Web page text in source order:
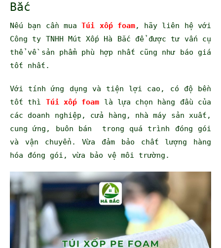
Bắc
Nếu bạn cần muaTúi xốp foam, hãy liên hệ với
Công ty TNHH Mút Xốp Hà Bắc để được tư vấn cụ
thể về sản phẩm phù hợp nhất cũng như báo giá
tốt nhất.
Với tính ứng dụng và tiện lợi cao, có độ bền
tốt thì Túi xốp foam là lựa chọn hàng đầu của
các doanh nghiệp, cửa hàng, nhà máy sản xuất,
cung ứng, buôn bán trong quá trình đóng gói
và vận chuyển. Vừa đảm bảo chất lượng hàng
hóa đóng gói, vừa bảo vệ môi trường.